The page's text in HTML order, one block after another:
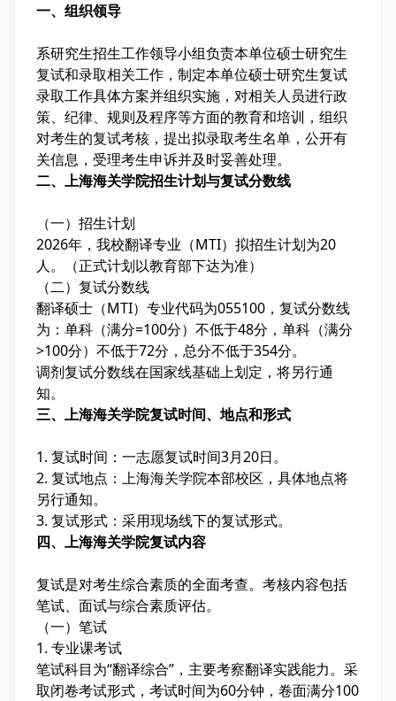
一、组织领导
系研究生招生工作领导小组负责本单位硕士研究生
复试和录取相关工作，制定本单位硕士研究生复试
录取工作具体方案并组织实施，对相关人员进行政
策、纪律、规则及程序等方面的教育和培训，组织
对考生的复试考核，提出拟录取考生名单，公开有
关信息，受理考生申诉并及时妥善处理。
二、上海海关学院招生计划与复试分数线
（一）招生计划
2026年，我校翻译专业（MTI）拟招生计划为20
人。（正式计划以教育部下达为准）
（二）复试分数线
翻译硕士（MTI）专业代码为055100，复试分数线
为：单科（满分=100分）不低于48分，单科（满分
>100分）不低于72分，总分不低于354分。
调剂复试分数线在国家线基础上划定，将另行通
知。
三、上海海关学院复试时间、地点和形式
1. 复试时间：一志愿复试时间3月20日。
2. 复试地点：上海海关学院本部校区，具体地点将
另行通知。
3. 复试形式：采用现场线下的复试形式。
四、上海海关学院复试内容
复试是对考生综合素质的全面考查。考核内容包括
笔试、面试与综合素质评估。
（一）笔试
1. 专业课考试
笔试科目为“翻译综合”，主要考察翻译实践能力。采
取闭卷考试形式，考试时间为60分钟，卷面满分100